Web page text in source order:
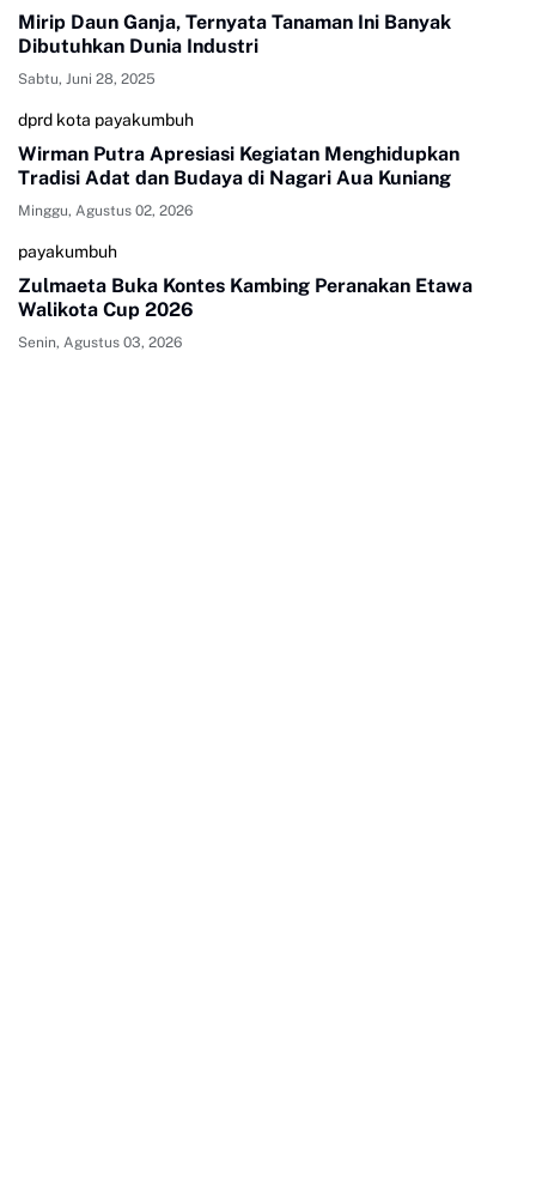
Mirip Daun Ganja, Ternyata Tanaman Ini Banyak
Dibutuhkan Dunia Industri
Sabtu, Juni 28, 2025
dprd kota payakumbuh
Wirman Putra Apresiasi Kegiatan Menghidupkan
Tradisi Adat dan Budaya di Nagari Aua Kuniang
Minggu, Agustus 02, 2026
payakumbuh
Zulmaeta Buka Kontes Kambing Peranakan Etawa
Walikota Cup 2026
Senin, Agustus 03, 2026